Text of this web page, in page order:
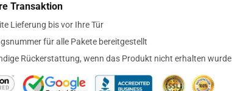
Transaktion
Lieferung bis vor Ihre Tür
für alle Pakete bereitgestellt
Rückerstattung, wenn das Produkt nicht erhalten wurde